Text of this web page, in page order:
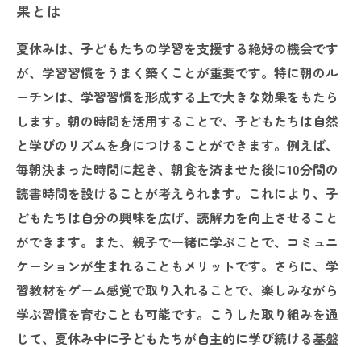
果とは
夏休みは、子どもたちの学習を支援する絶好の機会です
が、学習習慣をうまく築くことが重要です。特に朝のル
ーチンは、学習習慣を形成する上で大きな効果をもたら
します。朝の時間を活用することで、子どもたちは自然
と学びのリズムを身につけることができます。例えば、
毎朝決まった時間に起き、朝食を済ませた後に10分間の
読書時間を設けることが考えられます。これにより、子
どもたちは自分の興味を広げ、読解力を向上させること
ができます。また、親子で一緒に学ぶことで、コミュニ
ケーションが生まれることもメリットです。さらに、学
習教材をゲーム感覚で取り入れることで、楽しみながら
学ぶ習慣を育むことも可能です。こうした取り組みを通
じて、夏休み中に子どもたちが自主的に学び続ける基盤